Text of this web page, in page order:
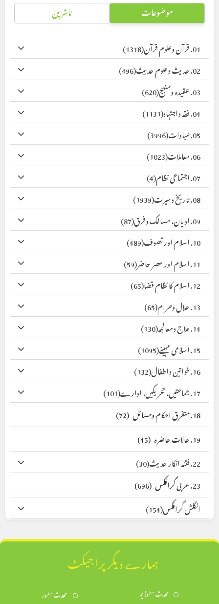
موضوعات ناشرین
01. قرآن وعلوم قرآن
(1318)
02. حدیث وعلوم حدیث
(496)
03. عقیدہ ومنہج
(620)
04. فقہ واجتہاد
(1131)
05. عبادات
(3996)
06. معاملات
(1023)
07. اجتماعی نظام
(4)
08. تاریخ وسیرت
(1939)
09. ادیان، مسالک وفرق
(87)
10. اسلام اور تصوف
(489)
11. اسلام اور عصر حاضر
(59)
12. اسلام کا نظام قضا
(65)
13. حلال وحرام
(65)
14. علاج ومعالجہ
(130)
15. اسلامی مہینے
(1095)
16. خواتین واطفال
(132)
17. جماعتیں، تحریکیں، ادارے
(101)
18. متفرق احکام ومسائل
(72)
19. حالات حاضرہ
(45)
22. فتنہ انکار حدیث
(30)
23. عربی گرافکس
(696)
انگلش گرافکس(154)
ہمارے دیگر پراجیکٹ
محدث سٹوڈیو
محدث سٹور